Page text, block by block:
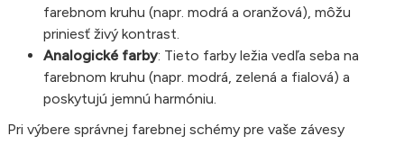
farebnom kruhu (napr. modrá a oranžová), môžu
priniesť živý kontrast.
Analogické farby: Tieto farby ležia vedľa seba na
farebnom kruhu (napr. modrá, zelená a fialová) a
poskytujú jemnú harmóniu.
Pri výbere správnej farebnej schémy pre vaše závesy